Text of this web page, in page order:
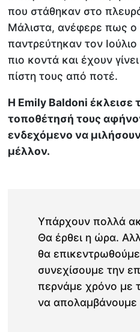
που στάθηκαν στο
Μάλιστα, ανέφερε πως ο
παντρεύτηκαν τον
πιο κοντά και έχουν
πίστη τους από ποτέ.
Η Emily Baldoni έκλεισε
τοποθέτησή τους
ενδεχόμενο να
μέλλον.
Υπάρχουν πολλά
Θα έρθει η ώρα.
θα
συνεχίσουμε την
περνάμε χρόνο με
να απολαμβάνουμε